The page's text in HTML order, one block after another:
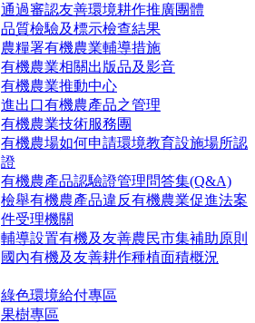
通過審認友善環境耕作推廣團體
品質檢驗及標示檢查結果
農糧署有機農業輔導措施
有機農業相關出版品及影音
有機農業推動中心
進出口有機農產品之管理
有機農業技術服務團
有機農場如何申請環境教育設施場所認
證
有機農產品認驗證管理問答集(Q&A)
檢舉有機農產品違反有機農業促進法案
件受理機關
輔導設置有機及友善農民市集補助原則
國內有機及友善耕作種植面積概況
綠色環境給付專區
果樹專區